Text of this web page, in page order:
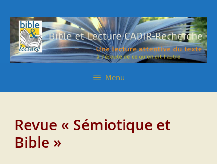
contenu
contenu
Menu
Revue « Sémiotique et
Bible »